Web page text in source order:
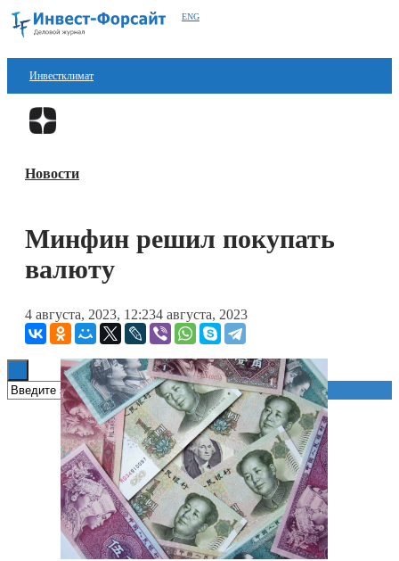
ENG
Инвестклимат
Финансы
Блокчейн
Книги
Новости
Минфин решил покупать
валюту
4 августа, 2023, 12:234 августа, 2023